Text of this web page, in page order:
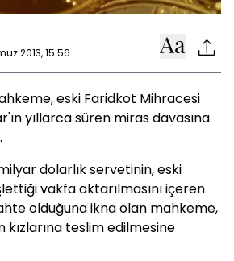
2013, 15:56
eski Faridkot Mihracesi
yıllarca süren miras davasına
dolarlık servetinin, eski
vakfa aktarılmasını içeren
olduğuna ikna olan mahkeme,
kızlarına teslim edilmesine